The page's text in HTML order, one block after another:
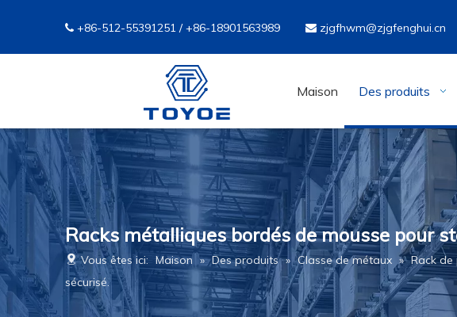
 +86-512-55391251 / +86-18901563989  zjgfhwm@zjgfenghui.cn
Maison Des produits
Racks métalliques bordés de mousse pour
Vous êtes ici: Maison » Des produits » Classe de métaux » Rack
sécurisé.